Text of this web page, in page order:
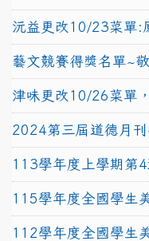
沅益更改10/23菜單:
藝文競賽得獎名單~
津味更改10/26菜單
2024第三屆道德月
113學年度上學期第
115學年度全國學生
112學年度全國學生